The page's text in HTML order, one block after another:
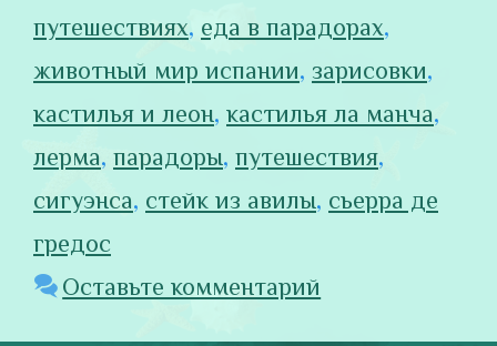
путешествиях, еда в парадорах,
животный мир испании, зарисовки,
кастилья и леон, кастилья ла манча,
лерма, парадоры, путешествия,
сигуэнса, стейк из авилы, сьерра де
гредос
Оставьте комментарий